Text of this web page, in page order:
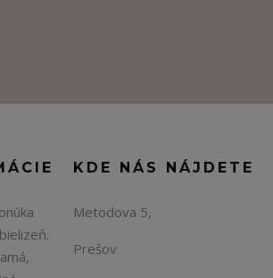
KDE NÁS NÁJDETE
Metodova 5,
Prešov